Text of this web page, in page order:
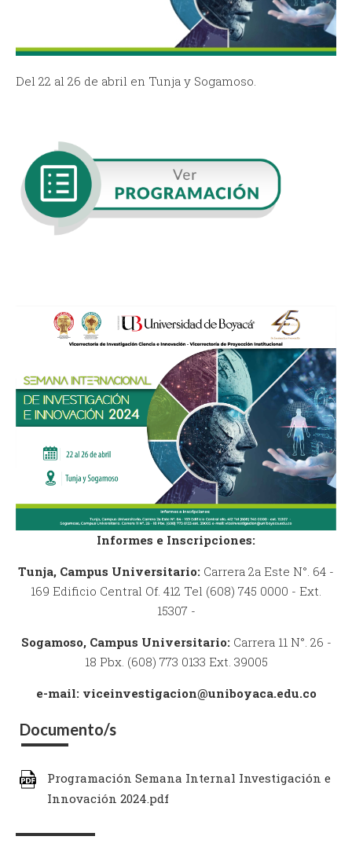
Del 22 al 26 de abril en Tunja y Sogamoso.
Informes e Inscripciones:
Tunja, Campus Universitario: Carrera 2a Este N°. 64 -
169 Edificio Central Of. 412 Tel (608) 745 0000 - Ext.
15307 -
Sogamoso, Campus Universitario:Carrera 11 N°. 26 -
18 Pbx. (608) 773 0133 Ext. 39005
e-mail: viceinvestigacion@uniboyaca.edu.co
Documento/s
Programación Semana Internal Investigación e
Innovación 2024.pdf